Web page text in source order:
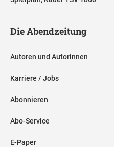
Die Abendzeitung
Autoren und Autorinnen
Karriere / Jobs
Abonnieren
Abo-Service
E-Paper